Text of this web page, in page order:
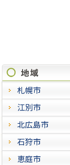
札幌市
江別市
北広島市
石狩市
恵庭市